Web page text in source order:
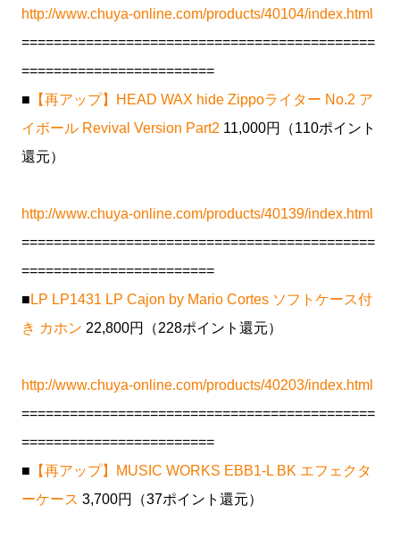
http://www.chuya-online.com/products/40104/index.html
============================================
========================
■ 【再アップ】HEAD WAX hide Zippoライター No.2 ア
イボール Revival Version Part2 11,000円（110ポイント
還元）
http://www.chuya-online.com/products/40139/index.html
============================================
========================
■ LP LP1431 LP Cajon by Mario Cortes ソフトケース付
き カホン 22,800円（228ポイント還元）
http://www.chuya-online.com/products/40203/index.html
============================================
========================
■ 【再アップ】MUSIC WORKS EBB1-L BK エフェクタ
ーケース 3,700円（37ポイント還元）